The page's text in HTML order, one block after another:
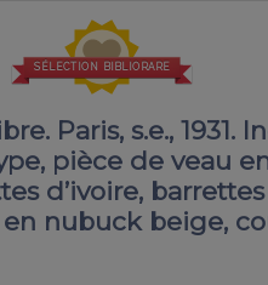
SÉLECTION BIBLIORARE
Paris, s.e., 1931.
pièce de veau
d’ivoire, barrettes
nubuck beige,